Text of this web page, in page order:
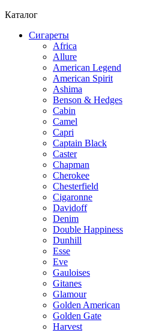
Каталог
Сигареты
Africa
Allure
American Legend
American Spirit
Ashima
Benson & Hedges
Cabin
Camel
Capri
Captain Black
Caster
Chapman
Cherokee
Chesterfield
Cigaronne
Davidoff
Denim
Double Happiness
Dunhill
Esse
Eve
Gauloises
Gitanes
Glamour
Golden American
Golden Gate
Harvest